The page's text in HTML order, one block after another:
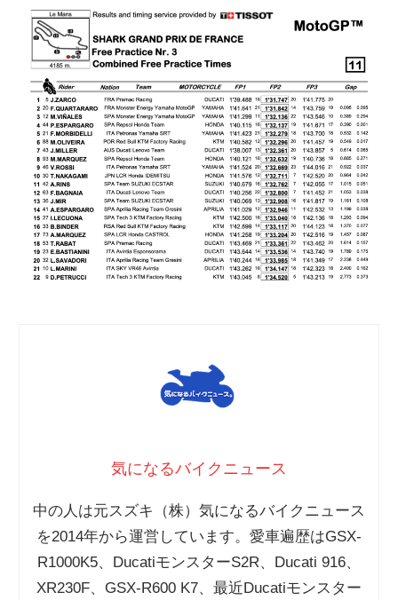
気になるバイクニュース
中の人は元スズキ（株）気になるバイクニュース
を2014年から運営しています。愛車遍歴はGSX-
R1000K5、DucatiモンスターS2R、Ducati 916、
XR230F、GSX-R600 K7、最近Ducatiモンスター